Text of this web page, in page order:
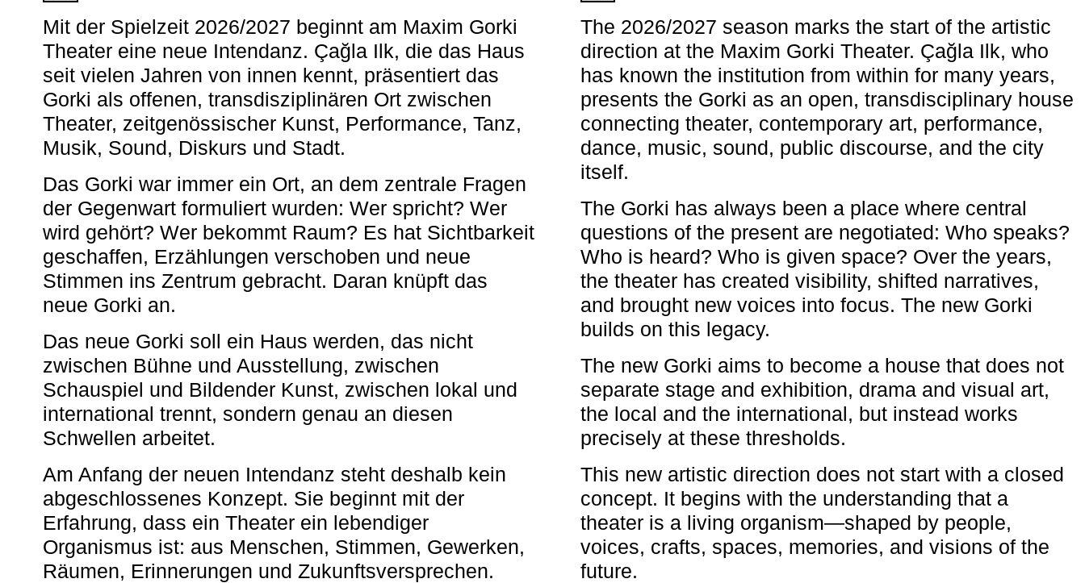
Mit der Spielzeit 2026/2027 beginnt am Maxim Gorki
Theater eine neue Intendanz. Çağla Ilk, die das Haus
seit vielen Jahren von innen kennt, präsentiert das
Gorki als offenen, transdisziplinären Ort zwischen
Theater, zeitgenössischer Kunst, Performance, Tanz,
Musik, Sound, Diskurs und Stadt.
Das Gorki war immer ein Ort, an dem zentrale Fragen
der Gegenwart formuliert wurden: Wer spricht? Wer
wird gehört? Wer bekommt Raum? Es hat Sichtbarkeit
geschaffen, Erzählungen verschoben und neue
Stimmen ins Zentrum gebracht. Daran knüpft das
neue Gorki an.
Das neue Gorki soll ein Haus werden, das nicht
zwischen Bühne und Ausstellung, zwischen
Schauspiel und Bildender Kunst, zwischen lokal und
international trennt, sondern genau an diesen
Schwellen arbeitet.
Am Anfang der neuen Intendanz steht deshalb kein
abgeschlossenes Konzept. Sie beginnt mit der
Erfahrung, dass ein Theater ein lebendiger
Organismus ist: aus Menschen, Stimmen, Gewerken,
Räumen, Erinnerungen und Zukunftsversprechen.
The 2026/2027 season marks the start of the artistic
direction at the Maxim Gorki Theater. Çağla Ilk, who
has known the institution from within for many years,
presents the Gorki as an open, transdisciplinary house
connecting theater, contemporary art, performance,
dance, music, sound, public discourse, and the city
itself.
The Gorki has always been a place where central
questions of the present are negotiated: Who speaks?
Who is heard? Who is given space? Over the years,
the theater has created visibility, shifted narratives,
and brought new voices into focus. The new Gorki
builds on this legacy.
The new Gorki aims to become a house that does not
separate stage and exhibition, drama and visual art,
the local and the international, but instead works
precisely at these thresholds.
This new artistic direction does not start with a closed
concept. It begins with the understanding that a
theater is a living organism—shaped by people,
voices, crafts, spaces, memories, and visions of the
future.